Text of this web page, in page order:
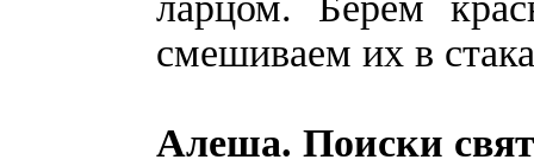
смешиваем их в
Алеша. Поиски